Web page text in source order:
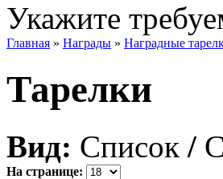
Укажите
Главная » Награды » Наградные
Тарелки
Вид: Список /
На странице: